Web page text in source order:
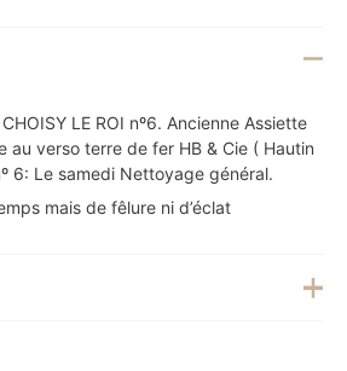
LE ROI nº6. Ancienne Assiette
au verso terre de fer HB & Cie ( Hautin
6: Le samedi Nettoyage général.
mais de fêlure ni d’éclat